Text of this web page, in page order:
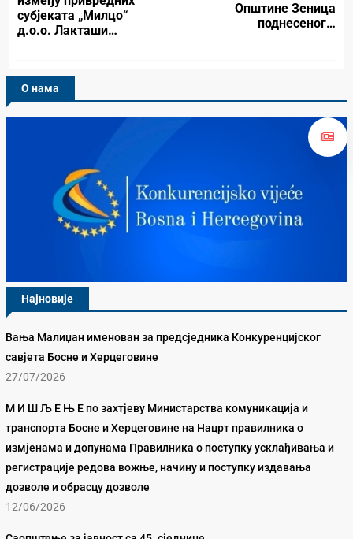
субјеката „Милцо“
д.о.о. Лакташи…
Општине Зеница
поднесеног…
О нама
Најновије
Вања Малиџан именован за предсједника Конкуренцијског
савјета Босне и Херцеговине
27/07/2026
М И Ш Љ Е Њ Е по захтјеву Министарства комуникација и
транспорта Босне и Херцеговине на Нацрт правилника о
измјенама и допунама Правилника о поступку усклађивања и
регистрације редова вожње, начину и поступку издавања
дозволе и обрасцу дозволе
12/06/2026